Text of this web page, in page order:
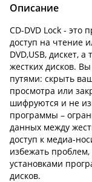
Описание
CD-DVD Lock - это
доступ на чтение
DVD,USB, дискет,
жестких дисков.
путями: скрыть
просмотра или
шифруются и не
программы –
данных между
доступ к медиа-
избежать
установками
дисков.